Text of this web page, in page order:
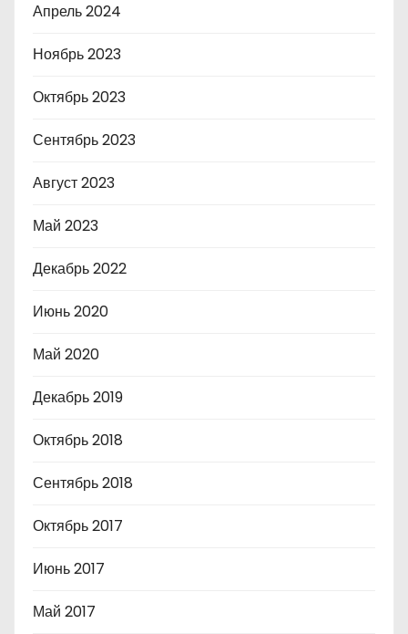
Апрель 2024
Ноябрь 2023
Октябрь 2023
Сентябрь 2023
Август 2023
Май 2023
Декабрь 2022
Июнь 2020
Май 2020
Декабрь 2019
Октябрь 2018
Сентябрь 2018
Октябрь 2017
Июнь 2017
Май 2017